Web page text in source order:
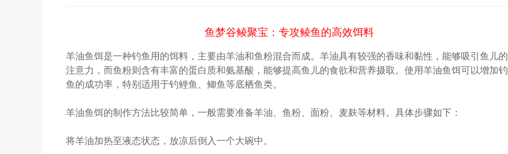
鱼梦谷鲮聚宝：专攻鲮鱼的高效饵料
羊油鱼饵是一种钓鱼用的饵料，主要由羊油和鱼粉混合而成。羊油具有较强的香味和黏性，能够吸引鱼儿的
注意力，而鱼粉则含有丰富的蛋白质和氨基酸，能够提高鱼儿的食欲和营养摄取。使用羊油鱼饵可以增加钓
鱼的成功率，特别适用于钓鲤鱼、鲫鱼等底栖鱼类。
羊油鱼饵的制作方法比较简单，一般需要准备羊油、鱼粉、面粉、麦麸等材料。具体步骤如下：
将羊油加热至液态状态，放凉后倒入一个大碗中。